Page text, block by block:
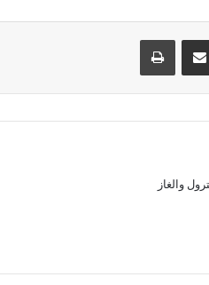
مشاركة عبر البريد طباعة
والغاز